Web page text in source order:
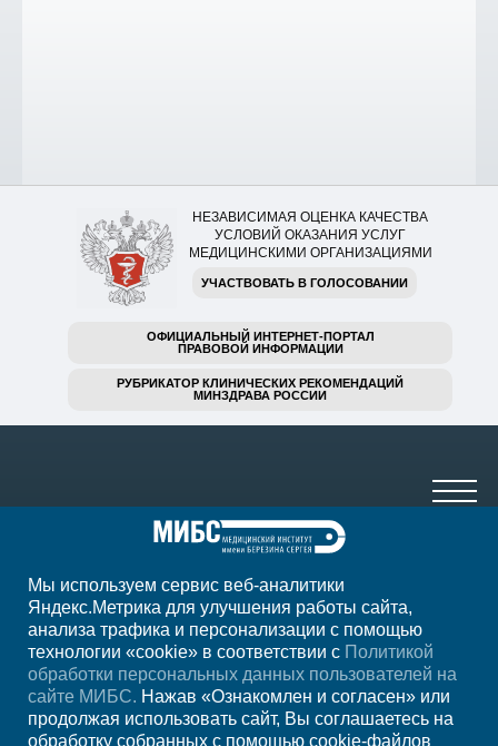
НЕЗАВИСИМАЯ ОЦЕНКА КАЧЕСТВА
УСЛОВИЙ ОКАЗАНИЯ УСЛУГ
МЕДИЦИНСКИМИ ОРГАНИЗАЦИЯМИ
УЧАСТВОВАТЬ В ГОЛОСОВАНИИ
ОФИЦИАЛЬНЫЙ ИНТЕРНЕТ-ПОРТАЛ
ПРАВОВОЙ ИНФОРМАЦИИ
РУБРИКАТОР КЛИНИЧЕСКИХ РЕКОМЕНДАЦИЙ
МИНЗДРАВА РОССИИ
+7 (391) 989-10-29
ежедневно с 07:00 до 23:00
РегионКрасноярск
Мы используем сервис веб-аналитики
Яндекс.Метрика для улучшения работы сайта,
анализа трафика и персонализации с помощью
технологии «cookie» в соответствии с Политикой
обработки персональных данных пользователей на
сайте МИБС. Нажав «Ознакомлен и согласен» или
продолжая использовать сайт, Вы соглашаетесь на
обработку собранных с помощью cookie-файлов